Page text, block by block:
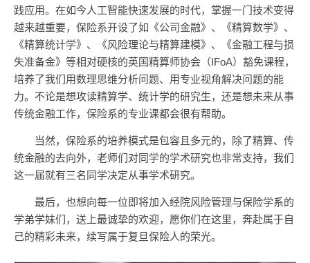
践应用。在如今人工智能快速发展的时代，掌握一门技术变得
越来越重要，保险系开设了如《公司金融》、《精算数学》、
《精算统计学》、《风险理论与精算建模》、《金融工程与损
失准备金》等相对硬核的英国精算师协会（IFoA）豁免课程，
培养了我们用数理思维分析问题、用专业视角解决问题的能
力。不论是想攻读精算学、统计学的研究生，还是想未来从事
传统金融工作，保险系的专业课都会很有帮助。
当然，保险系的培养模式是包容且多元的，除了精算、传
统金融的去向外，老师们对同学的学术研究也非常支持，我们
这一届就有三名同学决定从事学术研究。
最后，也想向每一位即将加入经院风险管理与保险学系的
学弟学妹们，送上最诚挚的欢迎，愿你们在这里，奔赴属于自
己的精彩未来，续写属于复旦保险人的荣光。